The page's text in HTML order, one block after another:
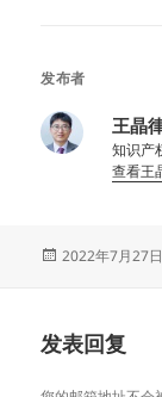
发布者
王晶
知识产
查看王
发
2022年7月27日
发表回复